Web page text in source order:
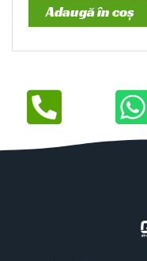
Adaugă în coș